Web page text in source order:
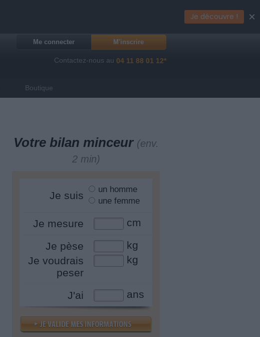
Me connecter M'inscrire
Contactez-nous au 04 11 88 01 12*
Boutique
Votre bilan minceur (env.
2 min)
Je suis
un homme
une femme
Je mesure cm
Je pèse
kg
Je voudrais
peser
kg
J'ai ans
Je découvre ! ×